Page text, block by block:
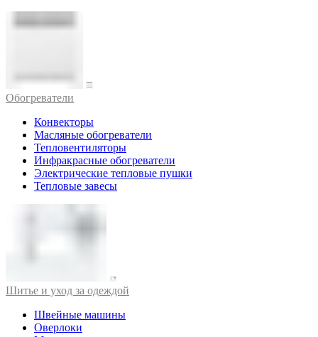
Обогреватели
Конвекторы
Масляные обогреватели
Тепловентиляторы
Инфракрасные обогреватели
Электрические тепловые пушки
Тепловые завесы
Шитье и уход за одеждой
Швейные машины
Оверлоки